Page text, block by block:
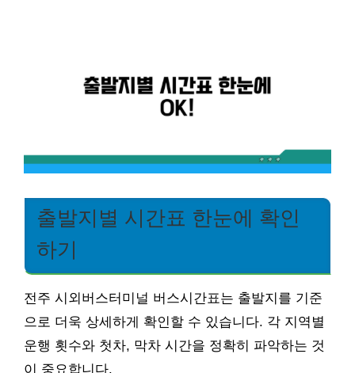
출발지별 시간표 한눈에 확인
하기
전주 시외버스터미널 버스시간표는 출발지를 기준
으로 더욱 상세하게 확인할 수 있습니다. 각 지역별
운행 횟수와 첫차, 막차 시간을 정확히 파악하는 것
이 중요합니다.